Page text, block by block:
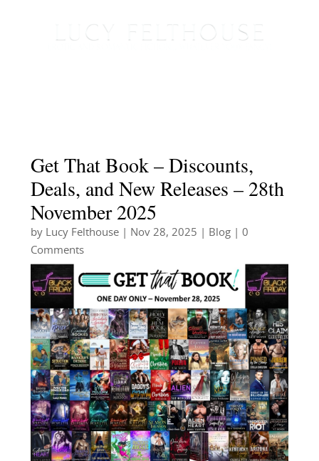
Get That Book – Discounts,
Deals, and New Releases – 28th
November 2025
by Lucy Felthouse| Nov 28, 2025 Blog| 0
Comments